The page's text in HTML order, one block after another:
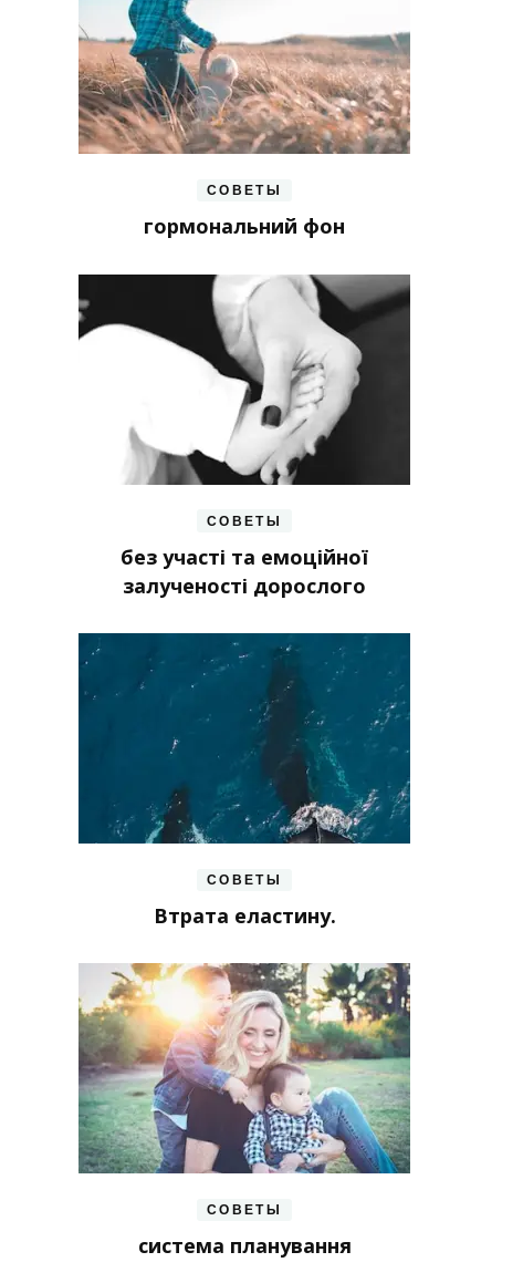
СОВЕТЫ
гормональний фон
СОВЕТЫ
без участі та емоційної
залученості дорослого
СОВЕТЫ
Втрата еластину.
СОВЕТЫ
система планування